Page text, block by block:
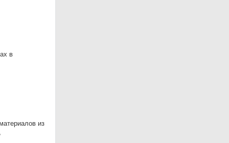
в
из